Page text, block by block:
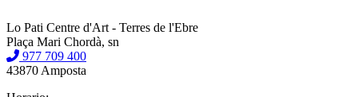
Lo Pati Centre d'Art - Terres de l'Ebre
Plaça Mari Chordà, sn
977 709 400
43870 Amposta